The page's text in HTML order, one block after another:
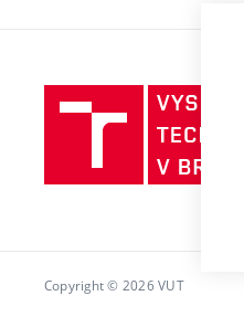
Copyright © 2026 VUT